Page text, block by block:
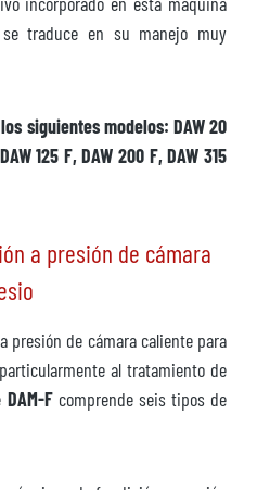
traduce en su manejo muy
siguientes modelos: DAW 20
125 F, DAW 200 F, DAW 315
a presión de cámara
presión de cámara caliente para
al tratamiento de
DAM-Fcomprende seis tipos de